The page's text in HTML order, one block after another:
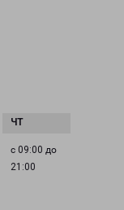
с 09:00 до
21:00